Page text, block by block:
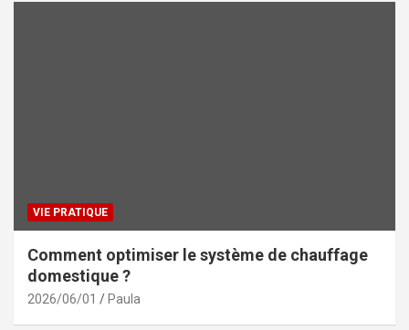
VIE PRATIQUE
Comment optimiser le système de chauffage
domestique ?
2026/06/01 Paula